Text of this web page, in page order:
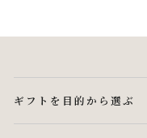
ギフトを目的から選ぶ